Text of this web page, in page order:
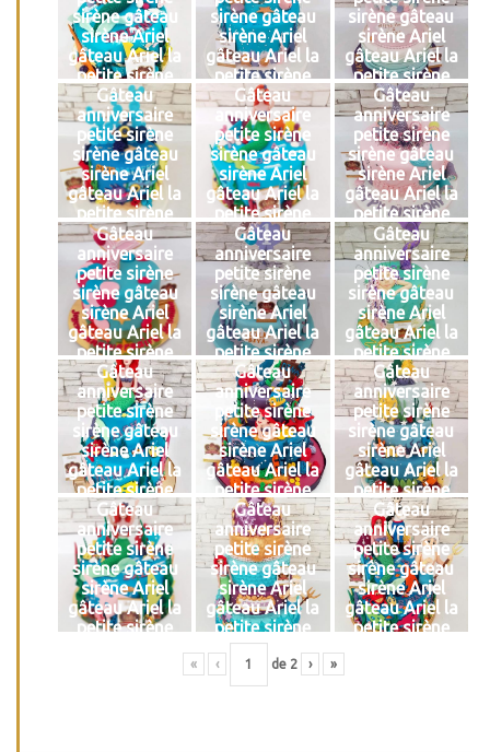
sirène gâteau
sirène Ariel
gâteau Ariel la
petite sirène
sirène gâteau
sirène Ariel
gâteau Ariel la
petite sirène
sirène gâteau
sirène Ariel
gâteau Ariel la
petite sirène
Gâteau
anniversaire
petite sirène
sirène gâteau
sirène Ariel
gâteau Ariel la
petite sirène
Gâteau
anniversaire
petite sirène
sirène gâteau
sirène Ariel
gâteau Ariel la
petite sirène
Gâteau
anniversaire
petite sirène
sirène gâteau
sirène Ariel
gâteau Ariel la
petite sirène
Gâteau
anniversaire
petite sirène
sirène gâteau
sirène Ariel
gâteau Ariel la
petite sirène
Gâteau
anniversaire
petite sirène
sirène gâteau
sirène Ariel
gâteau Ariel la
petite sirène
Gâteau
anniversaire
petite sirène
sirène gâteau
sirène Ariel
gâteau Ariel la
petite sirène
Gâteau
anniversaire
petite sirène
sirène gâteau
sirène Ariel
gâteau Ariel la
petite sirène
Gâteau
anniversaire
petite sirène
sirène gâteau
sirène Ariel
gâteau Ariel la
petite sirène
Gâteau
anniversaire
petite sirène
sirène gâteau
sirène Ariel
gâteau Ariel la
petite sirène
Gâteau
anniversaire
petite sirène
sirène gâteau
sirène Ariel
gâteau Ariel la
petite sirène
Gâteau
anniversaire
petite sirène
sirène gâteau
sirène Ariel
gâteau Ariel la
petite sirène
Gâteau
anniversaire
petite sirène
sirène gâteau
sirène Ariel
gâteau Ariel la
petite sirène
« ‹ de 2 › »